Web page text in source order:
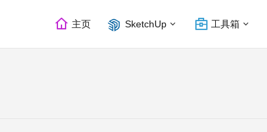
主页 SketchUp 工具箱